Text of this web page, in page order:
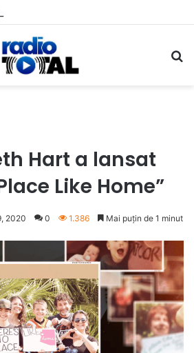
Hart a lansat
Like Home”
2020 0 1.386 Mai puțin de 1 minut